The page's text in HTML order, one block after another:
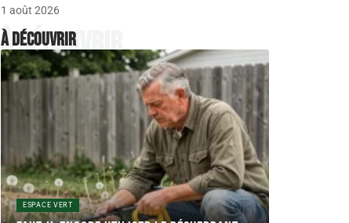
1 août 2026
À découvrir
À découvrir
ESPACE VERT